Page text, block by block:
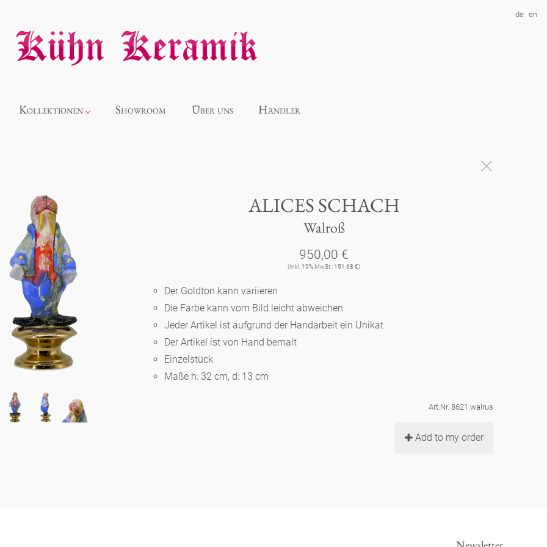
de en
Kollektionen
Panthéon
Souvenir
Berlin
Slumberland
Karlos
Showroom Über uns Händler
ALICES SCHACH
Walroß
950,00 €
(Inkl. 19% MwSt.: 151,68 €)
Der Goldton kann variieren
Die Farbe kann vom Bild leicht abweichen
Jeder Artikel ist aufgrund der Handarbeit ein Unikat
Der Artikel ist von Hand bemalt
Einzelstück
Maße h: 32 cm, d: 13 cm
Art.Nr. 8621.walrus
Add to my order